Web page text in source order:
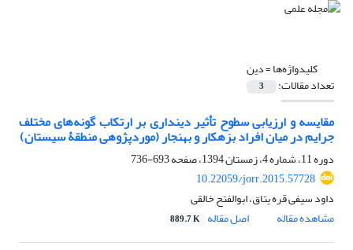
کلیدواژه‌ها =دین
تعداد مقالات: 3
مقایسه و ارزیابی سطوح تأثیر دینداری بر ارتکاب گونه‌های مختلف
جرایم در میان افراد بزهکار و بهنجار (موردپژوهی منطقۀ سیستان)
دوره 11، شماره 4، زمستان 1394، صفحه
693-736
10.22059/jorr.2015.57728
داود سیفی قره یتاق، ابوالفتح خالقی
مشاهده مقاله
اصل مقاله 889.7 K